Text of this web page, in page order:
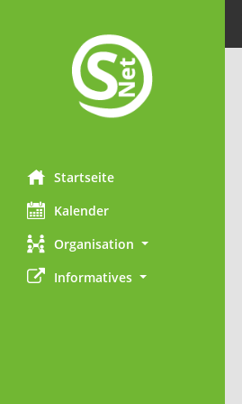
Startseite
Kalender
Organisation
Informatives